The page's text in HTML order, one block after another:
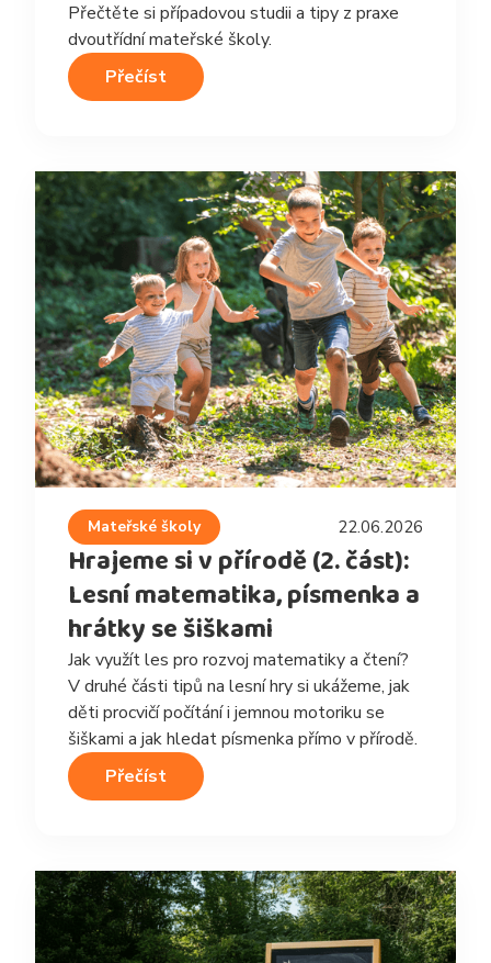
Přečtěte si případovou studii a tipy z praxe
dvoutřídní mateřské školy.
Přečíst
Mateřské školy 22.06.2026
Hrajeme si v přírodě (2. část):
Lesní matematika, písmenka a
hrátky se šiškami
Jak využít les pro rozvoj matematiky a čtení?
V druhé části tipů na lesní hry si ukážeme, jak
děti procvičí počítání i jemnou motoriku se
šiškami a jak hledat písmenka přímo v přírodě.
Přečíst